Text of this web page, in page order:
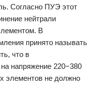
Согласно ПУЭ этот
нейтрали
В
принято называть
что в
напряжение 220−380
элементов не должно